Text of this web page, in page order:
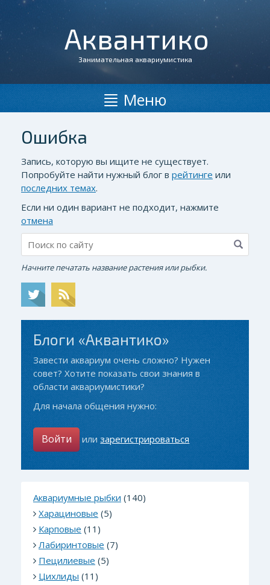
Аквантико
Занимательная аквариумистика
Меню
Ошибка
Запись, которую вы ищите не существует.
Попробуйте найти нужный блог в рейтинге или
последних темах.
Если ни один вариант не подходит, нажмите
отмена
Начните печатать название растения или рыбки.
Блоги «Аквантико»
Завести аквариум очень сложно? Нужен
совет? Хотите показать свои знания в
области аквариумистики?
Для начала общения нужно:
Войти илизарегистрироваться
Аквариумные рыбки (140)
Харациновые (5)
Карповые (11)
Лабиринтовые (7)
Пецилиевые (5)
Цихлиды (11)